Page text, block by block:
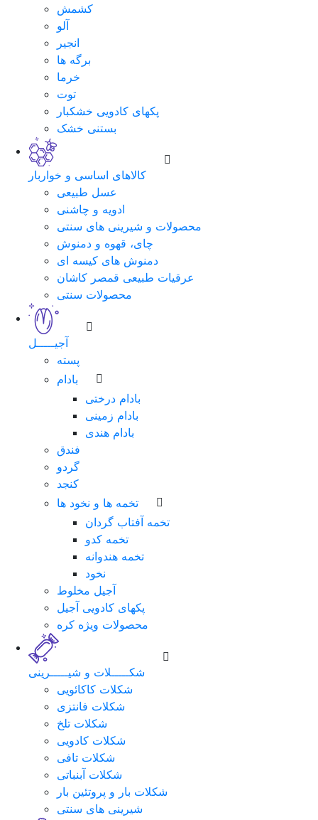
کشمش
آلو
انجیر
برگه ها
خرما
توت
پکهای کادویی خشکبار
بستنی خشک
کالاهای اساسی و خواربار
عسل طبیعی
ادویه و چاشنی
محصولات و شیرینی های سنتی
چای، قهوه و دمنوش
دمنوش های کیسه ای
عرقیات طبیعی قمصر کاشان
محصولات سنتی
آجیـــــل
پسته
بادام
بادام درختی
بادام زمینی
بادام هندی
فندق
گردو
کنجد
تخمه ها و نخود ها
تخمه آفتاب گردان
تخمه کدو
تخمه هندوانه
نخود
آجیل مخلوط
پکهای کادویی آجیل
محصولات ویژه کره
شکـــــلات و شیـــــرینی
شکلات کاکائویی
شکلات فانتزی
شکلات تلخ
شکلات کادویی
شکلات تافی
شکلات آبنباتی
شکلات بار و پروتئین بار
شیرینی های سنتی